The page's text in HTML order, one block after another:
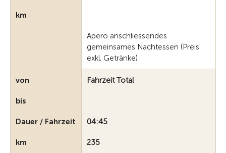
km
Apero anschliessendes
gemeinsames Nachtessen (Preis
exkl. Getränke)
von Fahrzeit Total
bis
Dauer / Fahrzeit 04:45
km 235